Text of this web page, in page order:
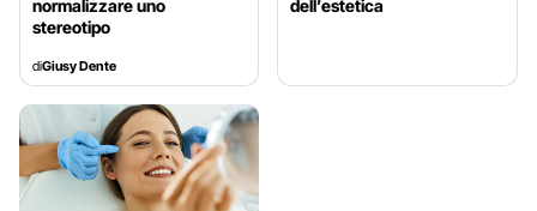
normalizzare uno
stereotipo
diGiusy Dente
dell’estetica